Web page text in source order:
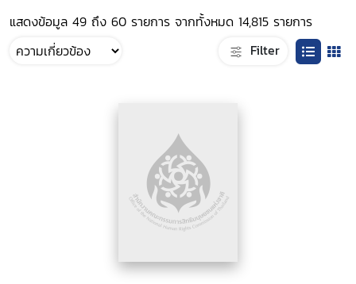
แสดงข้อมูล 49 ถึง 60 รายการ จากทั้งหมด 14,815 รายการ
Filter